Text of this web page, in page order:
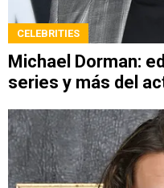
CELEBRITIES
Michael Dorman:
series y más del